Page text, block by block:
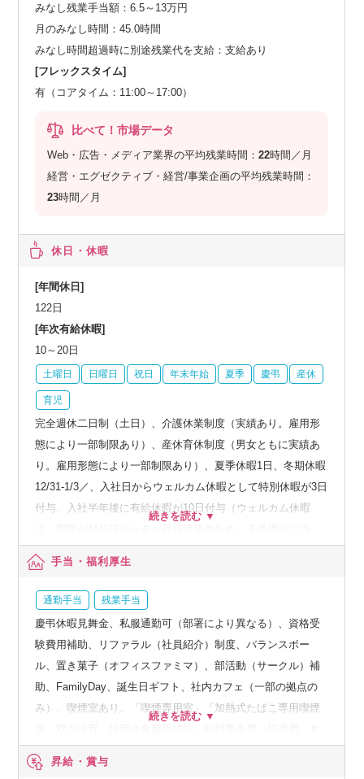
みなし残業手当額：6.5～13万円
月のみなし時間：45.0時間
みなし時間超過時に別途残業代を支給：支給あり
[フレックスタイム]
有（コアタイム：11:00～17:00）
比べて！市場データ
Web・広告・メディア業界の平均残業時間：22時間／月
経営・エグゼクティブ・経営/事業企画の平均残業時間：
23時間／月
休日・休暇
[年間休日]
122日
[年次有給休暇]
10～20日
土曜日 日曜日 祝日 年末年始 夏季 慶弔 産休
育児
完全週休二日制（土日）、介護休業制度（実績あり。雇用形
態により一部制限あり）、産休育休制度（男女ともに実績あ
り。雇用形態により一部制限あり）、夏季休暇1日、冬期休暇
12/31-1/3／、入社日からウェルカム休暇として特別休暇が3日
付与、入社半年後に有給休暇が10日付与（ウェルカム休暇
手当・福利厚生
通勤手当 残業手当
慶弔休暇見舞金、私服通勤可（部署により異なる）、資格受
験費用補助、リファラル（社員紹介）制度、バランスボー
ル、置き菓子（オフィスファミマ）、部活動（サークル）補
助、FamilyDay、誕生日ギフト、社内カフェ（一部の拠点の
み）、喫煙室あり、「喫煙専用室」「加熱式たばこ専用喫煙
在宅系サービス法人割引、飲食系サービス法人割引、旅行代
昇給・賞与